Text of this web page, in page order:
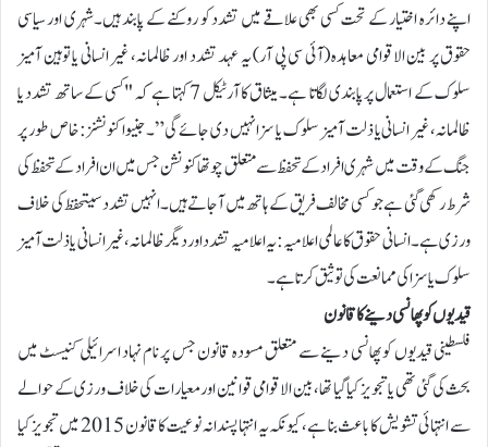
اپنے دائرہ اختیار کے تحت کسی بھی علاقے میں تشدد کو روکنے کے پابند ہیں۔شہری اور سیاسی
حقوق پر بین الاقوامی معاہدہ (آئی سی پی آر) یہ عہد تشدد اور ظالمانہ، غیر انسانی یا توہین آمیز
سلوک کے استعمال پر پابندی لگاتا ہے۔ میثاق کا آرٹیکل 7 کہتا ہے کہ "کسی کے ساتھ تشدد یا
ظالمانہ، غیر انسانی یا ذلت آمیز سلوک یا سزا نہیں دی جائے گی”۔ جنیوا کنونشنز: خاص طور پر
جنگ کے وقت میں شہری افراد کے تحفظ سے متعلق چوتھا کنونشن جس میں ان افراد کے تحفظ کی
شرط رکھی گئی ہے جو کسی مخالف فریق کے ہاتھ میں آجاتے ہیں۔انہیں تشدد سیتحفظ کی خلاف
ورزی ہے۔ انسانی حقوق کا عالمی اعلامیہ: یہ اعلامیہ تشدد اور دیگر ظالمانہ، غیر انسانی یا ذلت آمیز
سلوک یا سزا کی ممانعت کی توثیق کرتا ہے۔
قیدیوں کو پھانسی دینے کا قانون
فلسطینی قیدیوں کو پھانسی دینے سے متعلق مسودہ قانون جس پر نام نہاد اسرائیلی کنیسٹ میں
بحث کی گئی تھی یا تجویز کیا گیا تھا، بین الاقوامی قوانین اور معیارات کی خلاف ورزی کے حوالے
سے انتہائی تشویش کا باعث بنا ہے، کیونکہ یہ انتہا پسندانہ نوعیت کا قانون 2015 میں تجویز کیا